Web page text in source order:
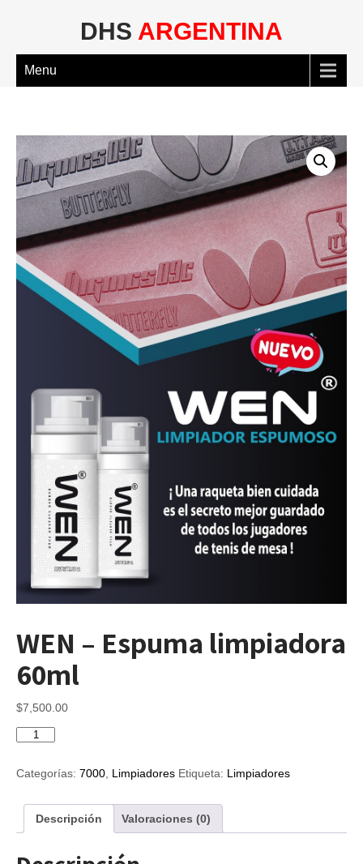
DHS ARGENTINA
Menu
WEN – Espuma limpiadora
60ml
$7,500.00
WEN
limpiadora
cantidad
Categorías: 7000 Limpiadores Etiqueta: Limpiadores
Descripción Valoraciones (0)